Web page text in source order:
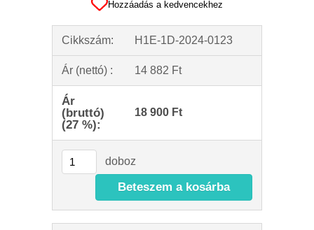
Hozzáadás a kedvencekhez
Cikkszám: H1E-1D-2024-0123
Ár (nettó) : 14 882 Ft
Ár
(bruttó)
(27 %):
18 900 Ft
doboz